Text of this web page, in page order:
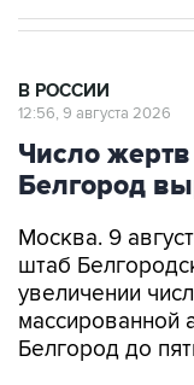
В РОССИИ
12:56, 9 августа 2026
Число
Белгород
Москва. 9
штаб
увеличении
массированной
Белгород до